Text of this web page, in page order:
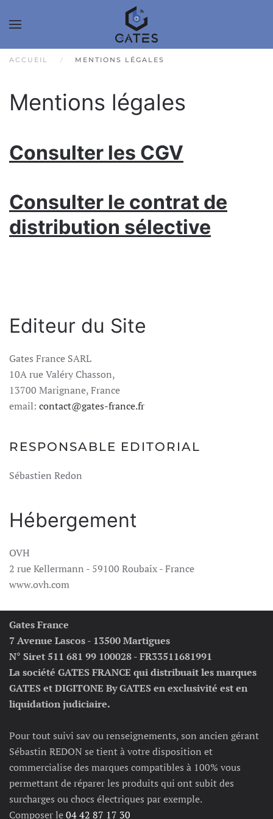
ACCUEIL MENTIONS LÉGALES
Mentions légales
Consulter les CGV
Consulter le contrat de
distribution sélective
Editeur du Site
Gates France SARL
10A rue Valéry Chasson,
13700 Marignane, France
email: contact@gates-france.fr
RESPONSABLE EDITORIAL
Sébastien Redon
Hébergement
OVH
2 rue Kellermann - 59100 Roubaix - France
www.ovh.com
Gates France
7 Avenue Lascos - 13500 Martigues
N° Siret 511 681 99 100028 - FR33511681991
La société GATES FRANCE qui distribuait les marques
GATES et DIGITONE By GATES en exclusivité est en
liquidation judiciaire.
Pour tout suivi sav ou renseignements, son ancien gérant
Sébastin REDON se tient à votre disposition et
commercialise des marques compatibles à 100% vous
permettant de réparer les produits qui ont subit des
surcharges ou chocs électriques par exemple.
Composer le04 42 87 17 30